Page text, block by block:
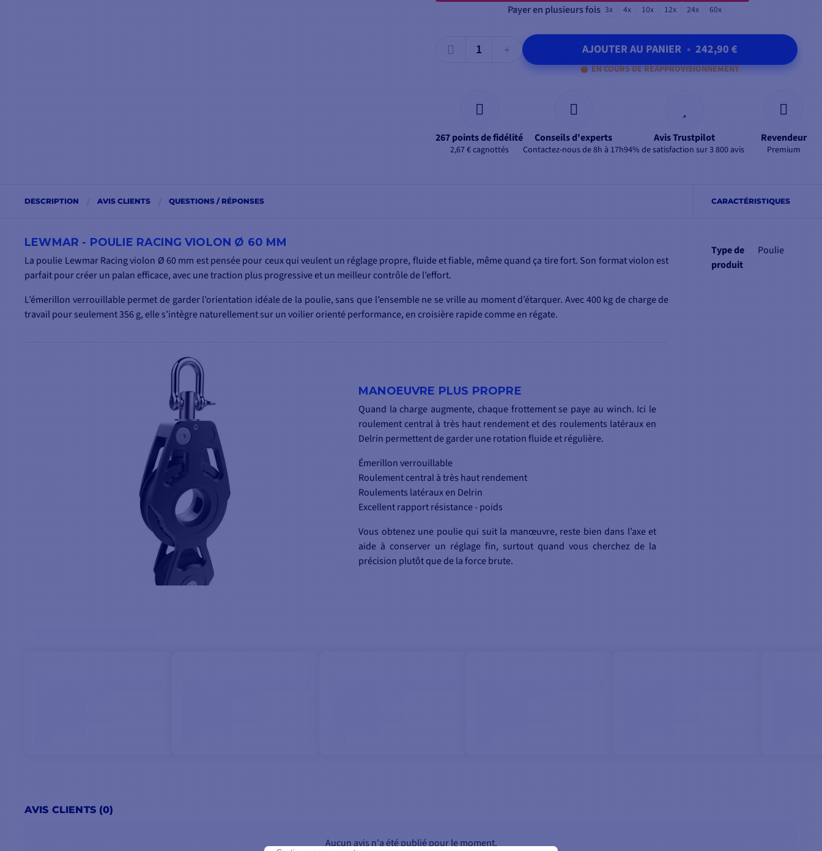
Payer en plusieurs fois 3x 4x 10x 12x 24x 60x
AJOUTER AU PANIER • 242,90 €
EN COURS DE RÉAPPROVISIONNEMENT
267 points de fidélité
2,67 € cagnottés
Conseils d'experts
Contactez-nous de 8h à 17h
Avis Trustpilot
94% de satisfaction sur 3 800 avis
Revendeur
Premium
CARACTÉRISTIQUES
Type de
produit
Poulie
DESCRIPTION AVIS CLIENTS QUESTIONS / RÉPONSES
LEWMAR - POULIE RACING VIOLON Ø 60 MM
La poulie Lewmar Racing violon Ø 60 mm est pensée pour ceux qui veulent un réglage propre, fluide et fiable, même quand ça tire fort. Son format violon est
parfait pour créer un palan efficace, avec une traction plus progressive et un meilleur contrôle de l’effort.
L’émerillon verrouillable permet de garder l’orientation idéale de la poulie, sans que l’ensemble ne se vrille au moment d’étarquer. Avec 400 kg de charge de
travail pour seulement 356 g, elle s’intègre naturellement sur un voilier orienté performance, en croisière rapide comme en régate.
MANOEUVRE PLUS PROPRE
Quand la charge augmente, chaque frottement se paye au winch. Ici le
roulement central à très haut rendement et des roulements latéraux en
Delrin permettent de garder une rotation fluide et régulière.
Émerillon verrouillable
Roulement central à très haut rendement
Roulements latéraux en Delrin
Excellent rapport résistance - poids
Vous obtenez une poulie qui suit la manœuvre, reste bien dans l’axe et
aide à conserver un réglage fin, surtout quand vous cherchez de la
précision plutôt que de la force brute.
AVIS CLIENTS (0)
Aucun avis n'a été publié pour le moment.